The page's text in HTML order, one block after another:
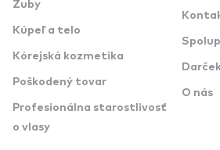
Zuby
Kúpeľ a telo
Kórejská kozmetika
Poškodený tovar
Profesionálna starostlivosť
o vlasy
O nás